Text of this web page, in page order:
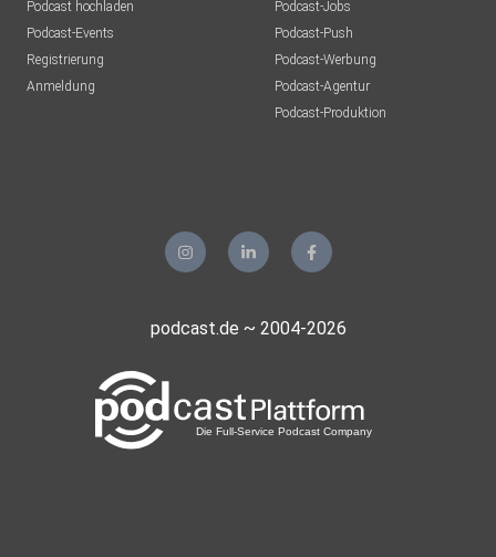
Podcast hochladen
Podcast-Events
Registrierung
Anmeldung
Podcast-Jobs
Podcast-Push
Podcast-Werbung
Podcast-Agentur
Podcast-Produktion
podcast.de ~ 2004-2026